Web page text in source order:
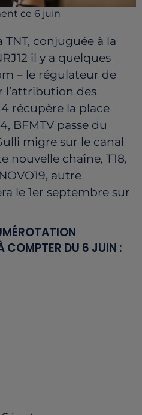
ce 6 juin
TNT, conjuguée à la
il y a quelques
– le régulateur de
l’attribution des
récupère la place
BFMTV passe du
migre sur le canal
nouvelle chaîne, T18,
autre
le 1er septembre sur
COMPTER DU 6 JUIN :